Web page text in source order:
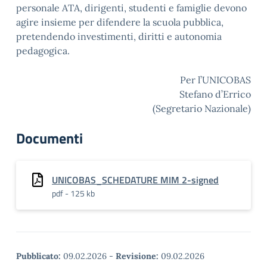
personale ATA, dirigenti, studenti e famiglie devono
agire insieme per difendere la scuola pubblica,
pretendendo investimenti, diritti e autonomia
pedagogica.
Per l’UNICOBAS
Stefano d’Errico
(Segretario Nazionale)
Documenti
UNICOBAS_SCHEDATURE MIM 2-signed
pdf - 125 kb
Pubblicato: 09.02.2026 - Revisione: 09.02.2026